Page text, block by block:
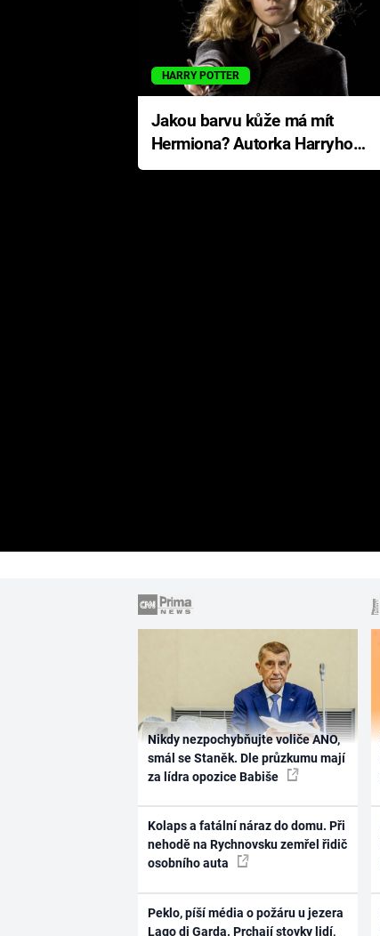
HARRY POTTER
Jakou barvu kůže má mít
Hermiona? Autorka Harryho
Pottera přišla s ráznou
Nikdy nezpochybňujte voliče ANO,
smál se Staněk. Dle průzkumu mají
za lídra opozice Babiše
Kolaps a fatální náraz do domu. Při
nehodě na Rychnovsku zemřel řidič
osobního auta
Peklo, píší média o požáru u jezera
Lago di Garda. Prchají stovky lidí,